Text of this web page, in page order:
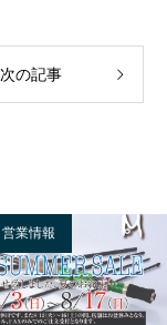
次の記事
業情報